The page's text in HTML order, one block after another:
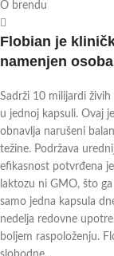
O brendu
Flobian je
namenjen
Sadrži 10 milijardi
u jednoj kapsuli. Ovaj
obnavlja narušeni
težine. Podržava
efikasnost potvrđena
laktozu ni GMO, što
samo jedna kapsula
nedelja redovne
boljem raspoloženju.